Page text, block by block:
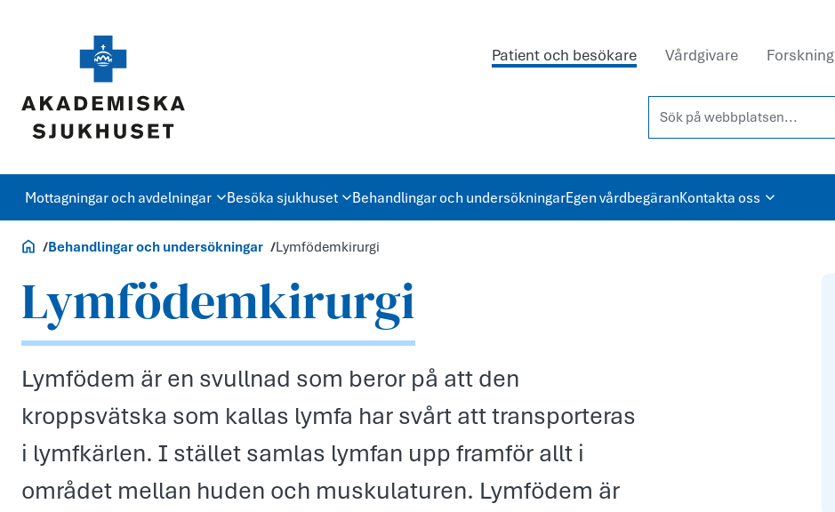
Patient och besökare Vårdgivare Forskning
Sök på webbplatsen...
Mottagningar och avdelningar Besöka sjukhuset Behandlingar och undersökningarEgen vårdbegäranKontakta oss
Akademiska.se
Behandlingar och undersökningar Lymfödemkirurgi
Lymfödemkirurgi
Lymfödem är en svullnad som beror på att den
kroppsvätska som kallas lymfa har svårt att transporteras
i lymfkärlen. I stället samlas lymfan upp framför allt i
området mellan huden och muskulaturen. Lymfödem är